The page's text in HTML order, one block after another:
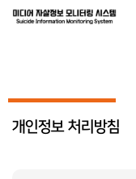
개인정보 처리방침